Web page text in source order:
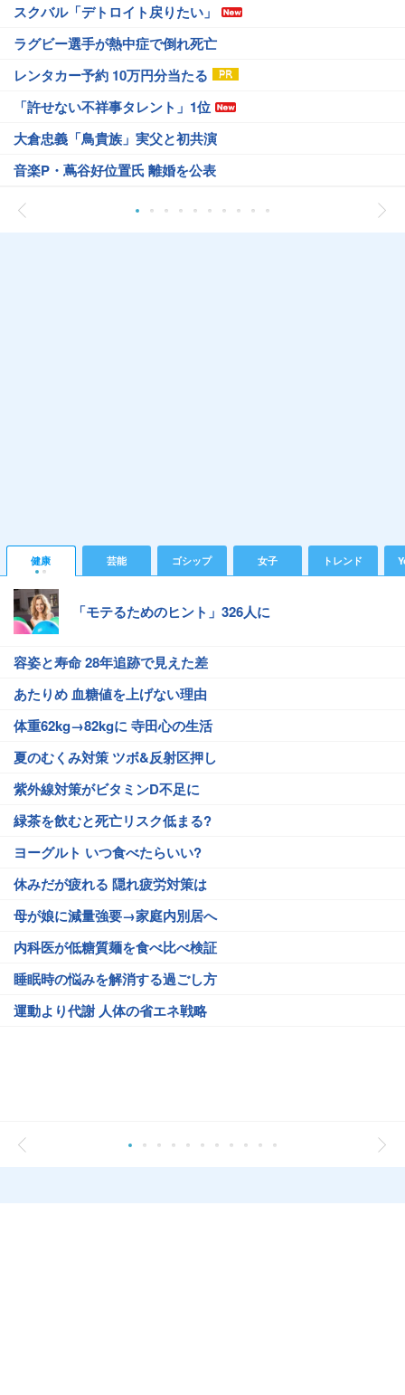
スクバル「デトロイト戻りたい」
ラグビー選手が熱中症で倒れ死亡
レンタカー予約 10万円分当たる
「許せない不祥事タレント」1位
大倉忠義「鳥貴族」実父と初共演
音楽P・蔦谷好位置氏 離婚を公表
健康 芸能 ゴシップ 女子 トレンド
「モテるためのヒント」326人に
容姿と寿命 28年追跡で見えた差
あたりめ 血糖値を上げない理由
体重62kg→82kgに 寺田心の生活
夏のむくみ対策 ツボ&反射区押し
紫外線対策がビタミンD不足に
緑茶を飲むと死亡リスク低まる?
ヨーグルト いつ食べたらいい?
休みだが疲れる 隠れ疲労対策は
母が娘に減量強要→家庭内別居へ
内科医が低糖質麺を食べ比べ検証
睡眠時の悩みを解消する過ごし方
運動より代謝 人体の省エネ戦略